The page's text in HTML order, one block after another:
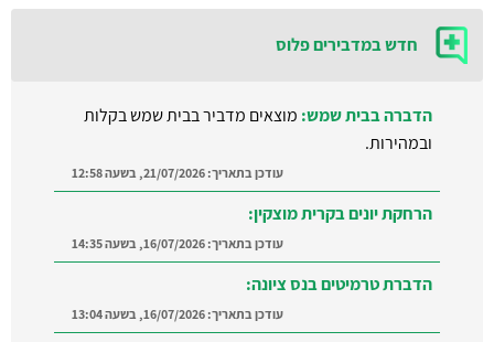
חדש במדבירים פלוס
הדברה בבית שמש: מוצאים מדביר בבית שמש בקלות
ובמהירות.
עודכן בתאריך:21/07/2026, בשעה 12:58
הרחקת יונים בקרית מוצקין:
עודכן בתאריך:16/07/2026, בשעה 14:35
הדברת טרמיטים בנס ציונה:
עודכן בתאריך:16/07/2026, בשעה 13:04